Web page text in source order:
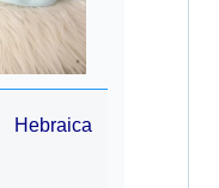
Hebraica